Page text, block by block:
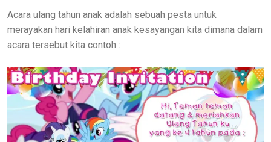
Acara ulang tahun anak adalah sebuah pesta untuk
merayakan hari kelahiran anak kesayangan kita dimana dalam
acara tersebut kita contoh :